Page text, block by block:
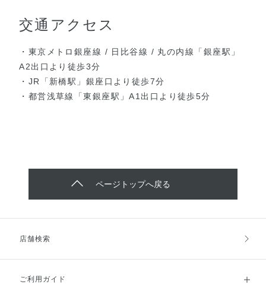
交通アクセス
・東京メトロ銀座線 / 日比谷線 / 丸の内線「銀座駅」
A2出口より徒歩3分
・JR「新橋駅」銀座口より徒歩7分
・都営浅草線「東銀座駅」A1出口より徒歩5分
ページトップへ戻る
店舗検索
ご利用ガイド